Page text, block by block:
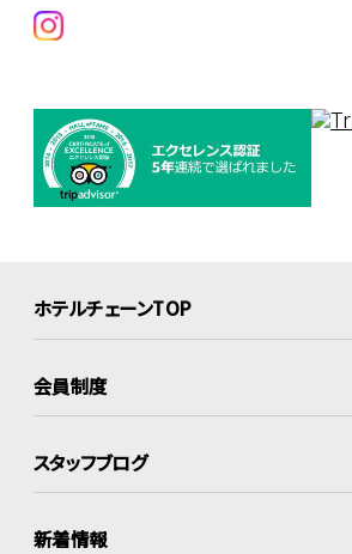
ホテルチェーンTOP
会員制度
スタッフブログ
新着情報